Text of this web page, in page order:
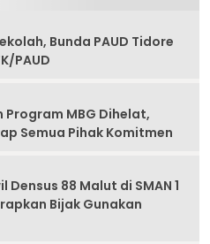
Bunda PAUD Tidore
PAUD
Program MBG Dihelat,
Semua Pihak Komitmen
88 Malut di SMAN 1
Bijak Gunakan